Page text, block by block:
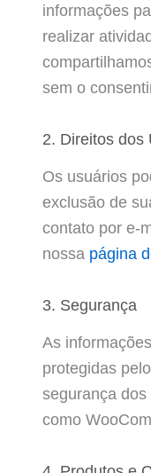
informações
realizar
sem o
2. Direitos dos
Os usuários
exclusão de
contato por e-
nossa página
3. Segurança
As
protegidas
segurança
como